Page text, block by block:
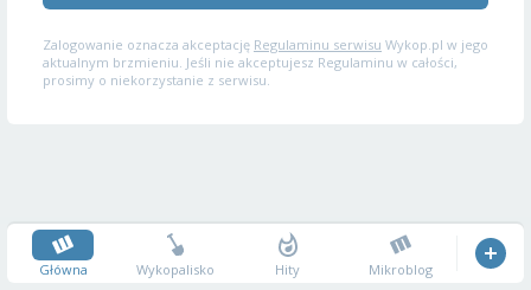
Zalogowanie oznacza akceptację Regulaminu serwisu Wykop.pl w jego
aktualnym brzmieniu. Jeśli nie akceptujesz Regulaminu w całości,
prosimy o niekorzystanie z serwisu.
Główna Wykopalisko Hity Mikroblog